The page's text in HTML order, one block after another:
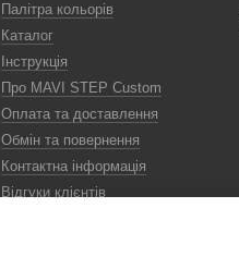
Палітра кольорів
Каталог
Інструкція
Про MAVI STEP Custom
Оплата та доставлення
Обмін та повернення
Контактна інформація
Відгуки клієнтів